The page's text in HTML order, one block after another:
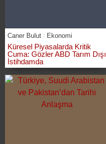
Caner Bulut Ekonomi
Küresel Piyasalarda Kritik
Cuma: Gözler ABD Tarım Dışı
İstihdamda